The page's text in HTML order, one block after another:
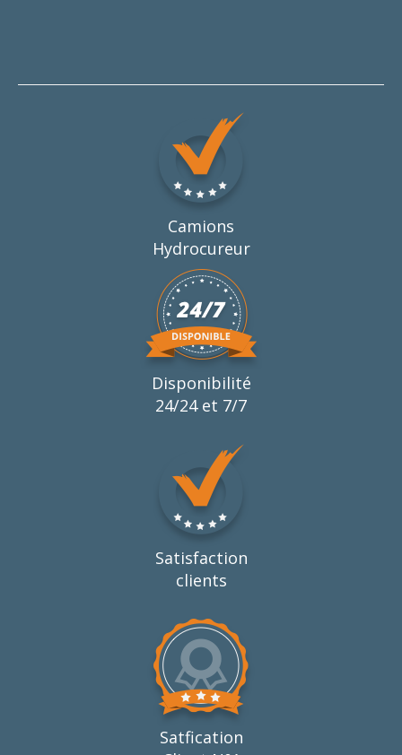
Camions
Hydrocureur
Disponibilité
24/24 et 7/7
Satisfaction
clients
Satfication